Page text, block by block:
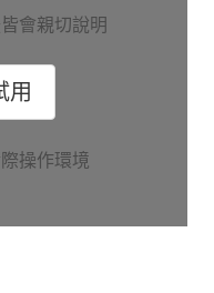
會親切說明
用
操作環境